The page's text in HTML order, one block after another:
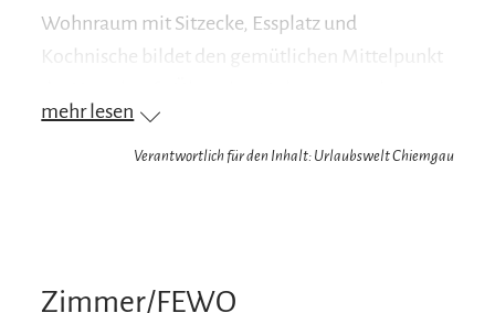
Wohnraum mit Sitzecke, Essplatz und
Kochnische bildet den gemütlichen Mittelpunkt
Sie zur Galerie mit zwei Schlafplätzen, dahinter
befindet sich ein separates Schlafzimmer mit
mehr lesen
Verantwortlich für den Inhalt: Urlaubswelt Chiemgau
Zimmer/FEWO